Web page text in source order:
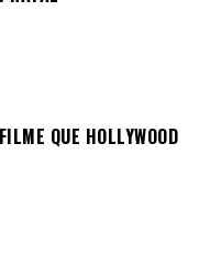
QUE HOLLYWOOD